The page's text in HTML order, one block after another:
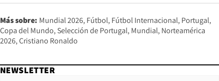
Más sobre: Mundial 2026 Fútbol Fútbol Internacional Portugal
Copa del Mundo Selección de Portugal Mundial Norteamérica
2026 Cristiano Ronaldo
NEWSLETTER